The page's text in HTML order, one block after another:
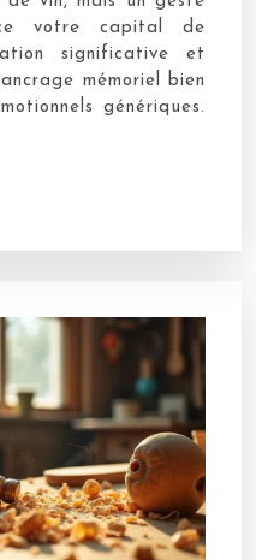
votre capital de
significative et
mémoriel bien
génériques.